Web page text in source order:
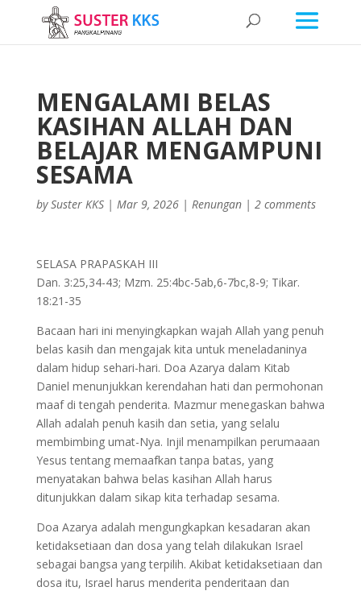
MENGALAMI BELAS
KASIHAN ALLAH DAN
BELAJAR MENGAMPUNI
SESAMA
bySuster KKS| Mar 9, 2026| Renungan| 2 comments
SELASA PRAPASKAH III
Dan. 3:25,34-43; Mzm. 25:4bc-5ab,6-7bc,8-9; Tikar.
18:21-35
Bacaan hari ini menyingkapkan wajah Allah yang penuh
belas kasih dan mengajak kita untuk meneladaninya
dalam hidup sehari-hari. Doa Azarya dalam Kitab
Daniel menunjukkan kerendahan hati dan permohonan
maaf di tengah penderita. Mazmur menegaskan bahwa
Allah adalah penuh kasih dan setia, yang selalu
membimbing umat-Nya. Injil menampilkan perumaaan
Yesus tentang memaafkan tanpa batas, yang
menyatakan bahwa belas kasihan Allah harus
ditunjukkan dalam sikap kita terhadap sesama.
Doa Azarya adalah mengungkapkan kesadaran akan
ketidaksetiaan dan dosa yang telah dilakukan Israel
sebagai bangsa yang terpilih. Akibat ketidaksetiaan dan
dosa itu, Israel harus menderita penderitaan dan